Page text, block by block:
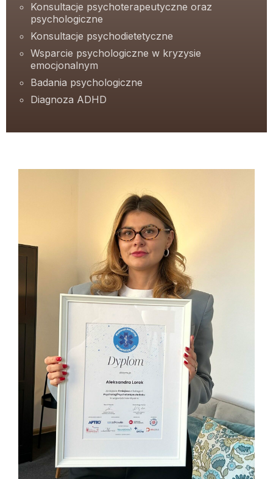
Konsultacje psychoterapeutyczne oraz
psychologiczne
Konsultacje psychodietetyczne
Wsparcie psychologiczne w kryzysie
emocjonalnym
Badania psychologiczne
Diagnoza ADHD